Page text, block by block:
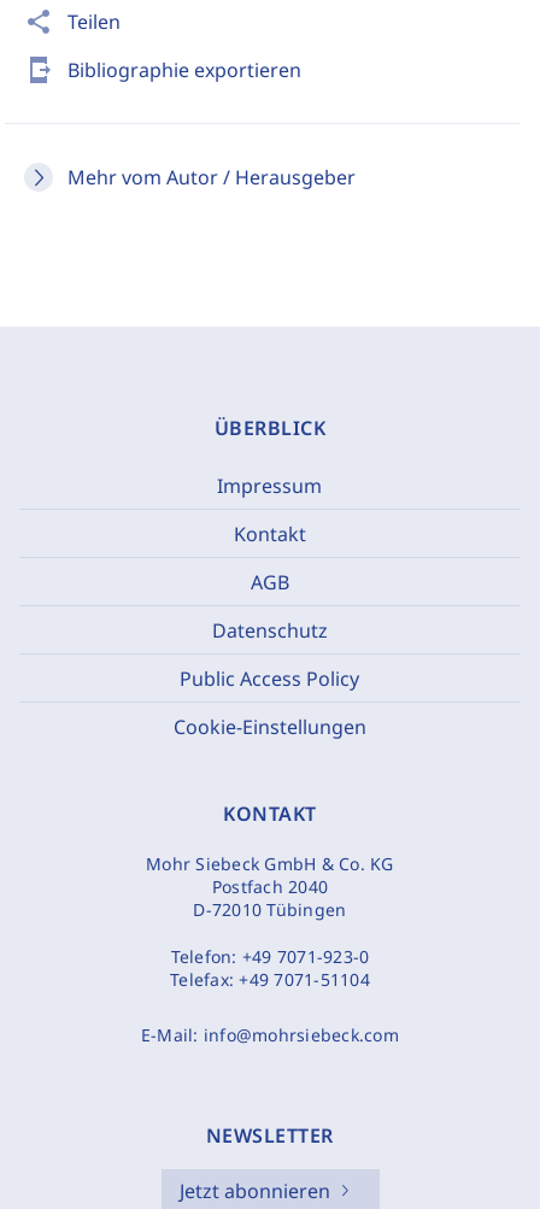
share Teilen
send_to_mobile Bibliographie exportieren
Mehr vom Autor / Herausgeber
ÜBERBLICK
Impressum
Kontakt
AGB
Datenschutz
Public Access Policy
Cookie-Einstellungen
KONTAKT
Mohr Siebeck GmbH & Co. KG
Postfach 2040
D-72010 Tübingen
Telefon: +49 7071-923-0
Telefax:+49 7071-51104
E-Mail: info@mohrsiebeck.com
NEWSLETTER
Jetzt abonnieren